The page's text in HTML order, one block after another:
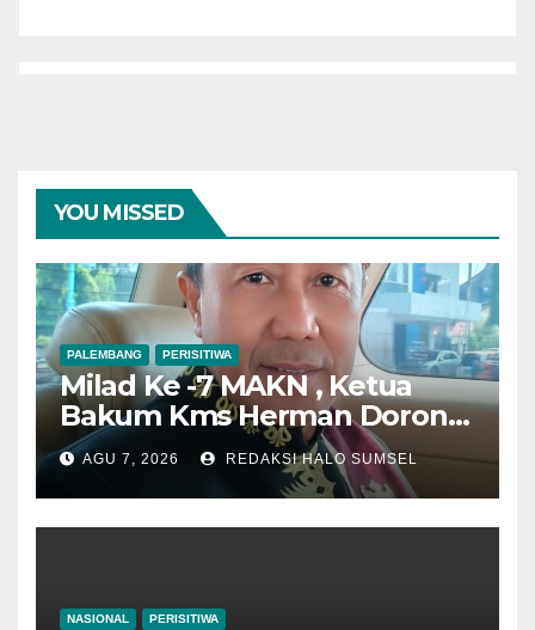
YOU MISSED
PALEMBANG PERISITIWA
Milad Ke -7 MAKN , Ketua
Bakum Kms Herman Dorong
Penguatan Kedudukan
Hukum dan Verifikasi
Nasional Kerajaan Adat
AGU 7, 2026 REDAKSI HALO SUMSEL
NASIONAL PERISITIWA